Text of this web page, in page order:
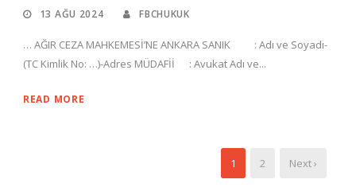
13 AĞU 2024 FBCHUKUK
… AĞIR CEZA MAHKEMESİ’NE ANKARA SANIK : Adı ve Soyadı-
(TC Kimlik No: …)-Adres MÜDAFİİ : Avukat Adı ve...
READ MORE
1 2 Next ›